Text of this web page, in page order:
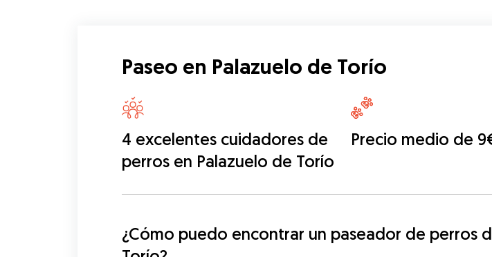
Paseo en Palazuelo de Torío
4 excelentes cuidadores de
perros en Palazuelo de Torío
Precio medio de
¿Cómo puedo encontrar un paseador de perros